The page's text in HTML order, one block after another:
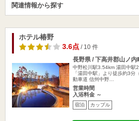
関連情報から探す
ホテル椿野
3.6点/ 10 件
長野県 / 下高井郡山ノ内
中野松川駅3.54km 湯田中駅
「湯田中駅」より徒歩約3
動車道 信州中野…
営業時間
入浴料金 ～
宿泊 カップル